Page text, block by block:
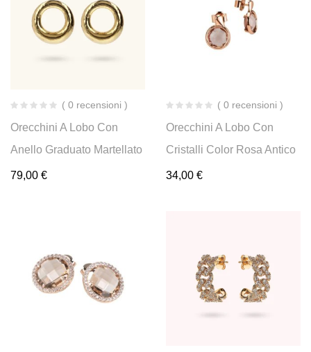
( 0 recensioni )
Orecchini A Lobo Con
Anello Graduato Martellato
79,00 €
( 0 recensioni )
Orecchini A Lobo Con
Cristalli Color Rosa Antico
34,00 €